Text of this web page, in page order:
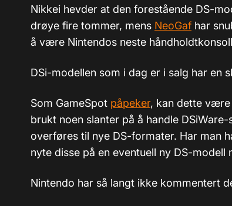
Nikkei hevder at den forestående DS-
drøye fire tommer, mens NeoGaf har
å være Nintendos neste
DSi-modellen som i dag er i salg har en
Som GameSpot påpeker, kan dette være
brukt noen slanter på å handle
overføres til nye DS-formater. Har man
nyte disse på en eventuell ny DS-modell
Nintendo har så langt ikke kommentert